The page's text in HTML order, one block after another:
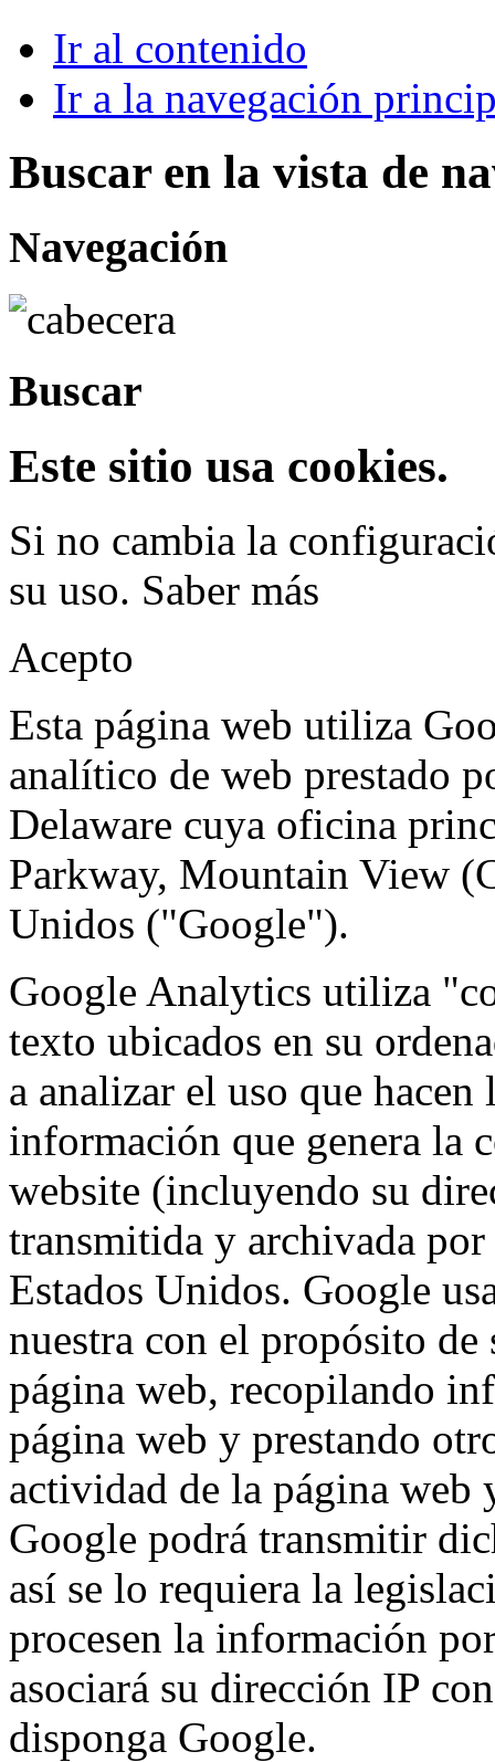
Ir al contenido
Ir a la navegación
Buscar en la vista de
Navegación
Buscar
Este sitio usa cookies.
Si no cambia la
su uso. Saber más
Acepto
Esta página web utiliza
analítico de web prestado
Delaware cuya oficina
Parkway, Mountain View
Unidos ("Google").
Google Analytics utiliza
texto ubicados en su
a analizar el uso que
información que genera la
website (incluyendo su
transmitida y archivada
Estados Unidos. Google
nuestra con el propósito
página web, recopilando
página web y prestando
actividad de la página web
Google podrá transmitir
así se lo requiera la
procesen la información
asociará su dirección IP
disponga Google.